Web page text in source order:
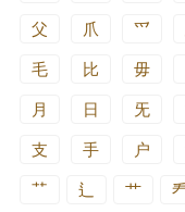
父 爪 爫
毛 比 毋
月 日 旡
支 手 户
⺿ ⻍ 艹